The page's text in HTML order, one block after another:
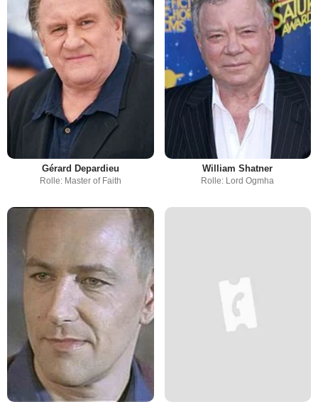
Gérard Depardieu
Rolle: Master of Faith
William Shatner
Rolle: Lord Ogmha